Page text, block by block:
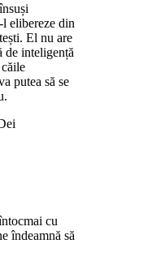
elibereze din
El nu are
de inteligență
putea să se
cu
îndeamnă să